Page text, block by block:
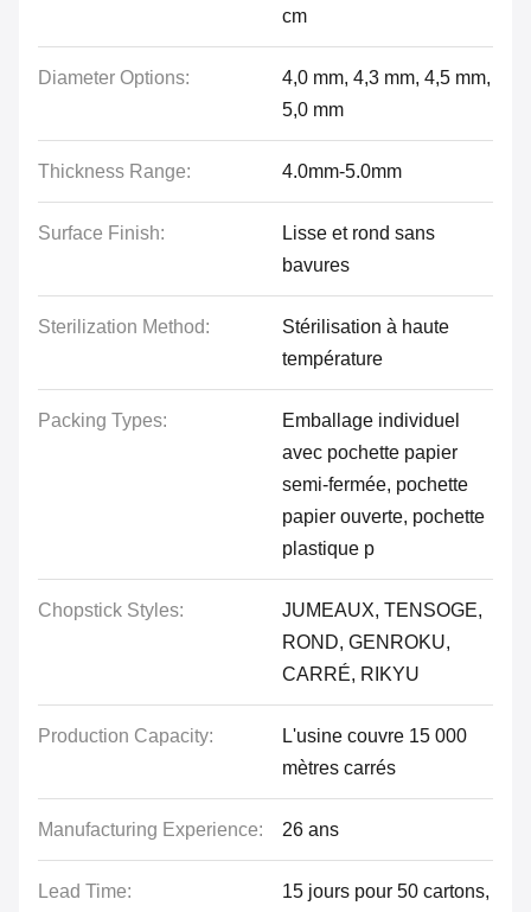
cm
Diameter Options:
4,0 mm, 4,3 mm, 4,5 mm,
5,0 mm
Thickness Range: 4.0mm-5.0mm
Surface Finish:
Lisse et rond sans
bavures
Sterilization Method:
Stérilisation à haute
température
Packing Types:
Emballage individuel
avec pochette papier
semi-fermée, pochette
papier ouverte, pochette
plastique p
Chopstick Styles:
JUMEAUX, TENSOGE,
ROND, GENROKU,
CARRÉ, RIKYU
Production Capacity:
L'usine couvre 15 000
mètres carrés
Manufacturing Experience: 26 ans
Lead Time:
15 jours pour 50 cartons,